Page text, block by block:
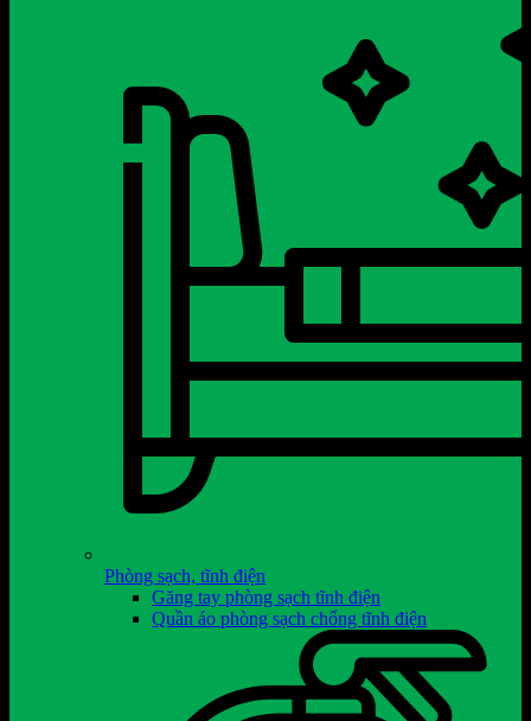
Phòng sạch, tĩnh điện
Găng tay phòng sạch tĩnh điện
Quần áo phòng sạch chống tĩnh điện